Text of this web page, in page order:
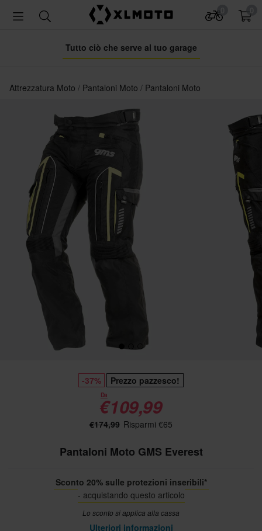
Tutto ciò che serve al tuo garage
Attrezzatura Moto Pantaloni Moto Pantaloni Moto
-37% Prezzo pazzesco!
Da
€109,99
€174,99 Risparmi €65
Pantaloni Moto GMS Everest
Sconto 20% sulle protezioni inseribili*
- acquistando questo articolo
Lo sconto si applica alla cassa
Ulteriori informazioni